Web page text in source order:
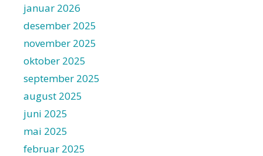
januar 2026
desember 2025
november 2025
oktober 2025
september 2025
august 2025
juni 2025
mai 2025
februar 2025